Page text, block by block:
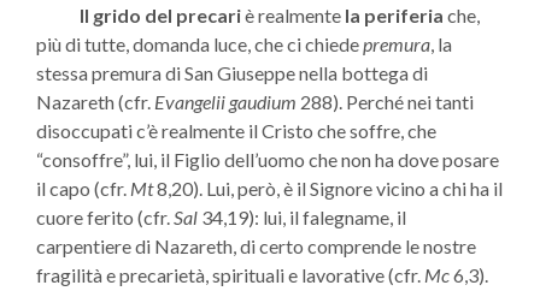
Il grido del precariè realmente la periferia che,
più di tutte, domanda luce, che ci chiedepremura, la
stessa premura di San Giuseppe nella bottega di
Nazareth (cfr. Evangelii gaudium 288). Perché nei tanti
disoccupati c’è realmente il Cristo che soffre, che
“consoffre”, lui, il Figlio dell’uomo che non ha dove posare
il capo (cfr. Mt8,20). Lui, però, è il Signore vicino a chi ha il
cuore ferito (cfr.Sal 34,19): lui, il falegname, il
carpentiere di Nazareth, di certo comprende le nostre
fragilità e precarietà, spirituali e lavorative (cfr. Mc6,3).